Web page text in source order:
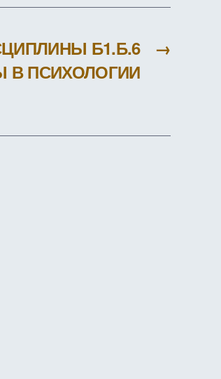
→
Б1.Б.6
В ПСИХОЛОГИИ